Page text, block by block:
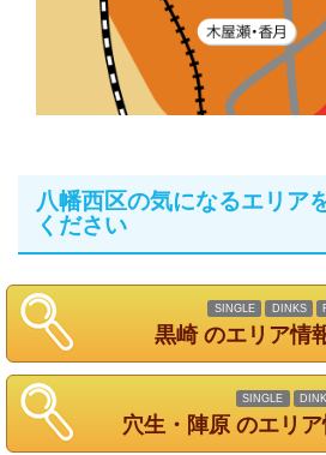
八幡西区の気になるエリア
ください
SINGLE DINKS
黒崎 のエリア情
SINGLE
穴生・陣原 のエリ